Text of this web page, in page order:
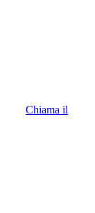
Chiama il